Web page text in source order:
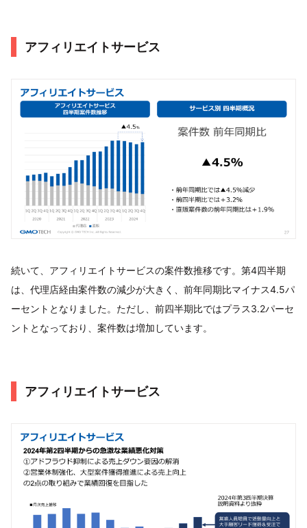
アフィリエイトサービス
続いて、アフィリエイトサービスの案件数推移です。第4四半期
は、代理店経由案件数の減少が大きく、前年同期比マイナス4.5パ
ーセントとなりました。ただし、前四半期比ではプラス3.2パーセ
ントとなっており、案件数は増加しています。
アフィリエイトサービス